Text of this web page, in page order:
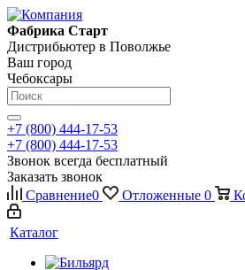
Фабрика Старт
Дистрибьютер в Поволжье
Ваш город
Чебоксары
+7 (800) 444-17-53
+7 (800) 444-17-53
Звонок всегда бесплатный
Заказать звонок
Сравнение0 Отложенные 0
Каталог